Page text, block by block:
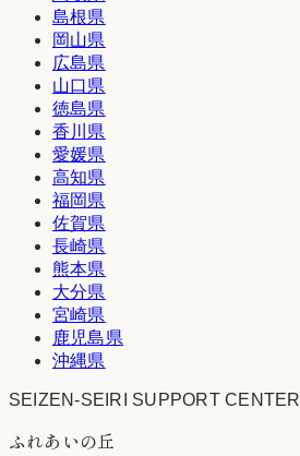
島根県
岡山県
広島県
山口県
徳島県
香川県
愛媛県
高知県
福岡県
佐賀県
長崎県
熊本県
大分県
宮崎県
鹿児島県
沖縄県
SEIZEN-SEIRI SUPPORT CENTER
ふれあいの丘